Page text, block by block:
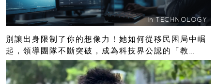
In TECHNOLOGY
別讓出身限制了你的想像力！她如何從移民困局中崛
起，領導團隊不斷突破，成為科技界公認的「教
母」？